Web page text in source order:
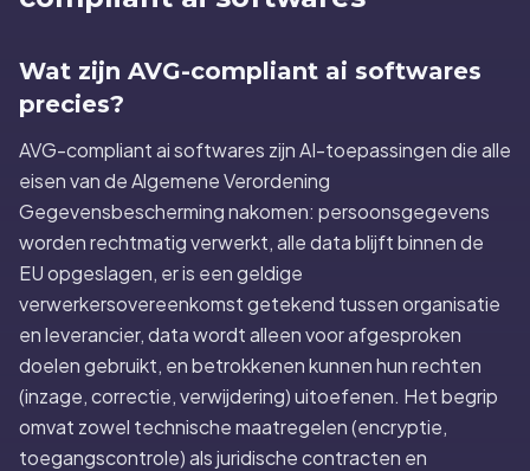
Wat zijn AVG-compliant ai softwares
precies?
AVG-compliant ai softwares zijn AI-toepassingen die alle
eisen van de Algemene Verordening
Gegevensbescherming nakomen: persoonsgegevens
worden rechtmatig verwerkt, alle data blijft binnen de
EU opgeslagen, er is een geldige
verwerkersovereenkomst getekend tussen organisatie
en leverancier, data wordt alleen voor afgesproken
doelen gebruikt, en betrokkenen kunnen hun rechten
(inzage, correctie, verwijdering) uitoefenen. Het begrip
omvat zowel technische maatregelen (encryptie,
toegangscontrole) als juridische contracten en